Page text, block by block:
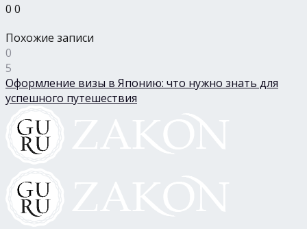
0 0
Похожие записи
0
5
Оформление визы в Японию: что нужно знать для
успешного путешествия